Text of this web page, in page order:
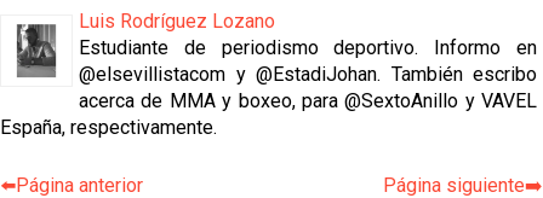
Luis Rodríguez Lozano
Estudiante de periodismo deportivo. Informo en
@elsevillistacom y @EstadiJohan. También escribo
acerca de MMA y boxeo, para @SextoAnillo y VAVEL
España, respectivamente.
⬅️Página anterior Página siguiente➡️